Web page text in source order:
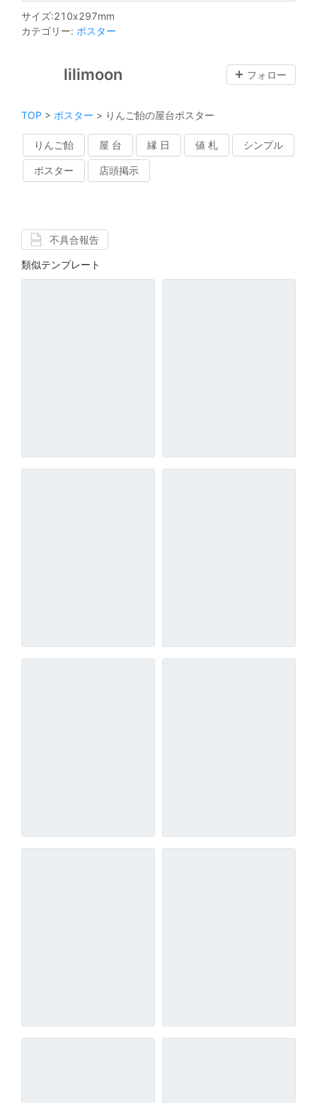
サイズ:210x297mm
カテゴリー: ポスター
lilimoon フォロー
TOP > ポスター > りんご飴の屋台ポスター
りんご飴 屋 台 縁 日 値 札 シンプル
ポスター 店頭掲示
不具合報告
類似テンプレート